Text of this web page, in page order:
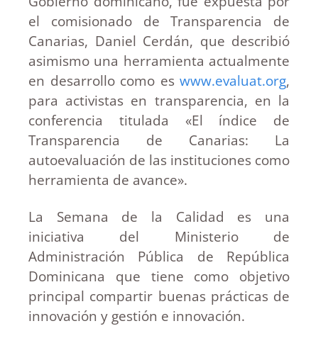
el comisionado de Transparencia de
Canarias, Daniel Cerdán, que describió
asimismo una herramienta actualmente
en desarrollo como es www.evaluat.org,
para activistas en transparencia, en la
conferencia titulada «El índice de
Transparencia de Canarias: La
autoevaluación de las instituciones como
herramienta de avance».
La Semana de la Calidad es una
iniciativa del Ministerio de
Administración Pública de República
Dominicana que tiene como objetivo
principal compartir buenas prácticas de
innovación y gestión e innovación.